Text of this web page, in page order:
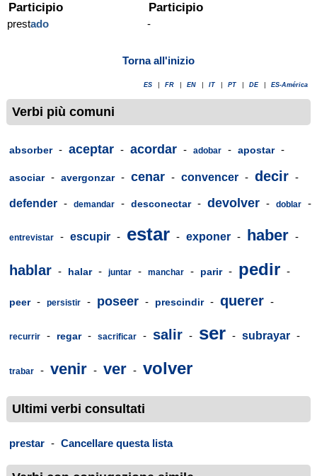
Participio
prestado
Participio
-
Torna all'inizio
ES FR EN IT PT DE ES-América
Verbi più comuni
absorber - aceptar - acordar - adobar - apostar -
asociar - avergonzar - cenar - convencer - decir -
defender - demandar - desconectar - devolver - doblar -
entrevistar - escupir - estar - exponer - haber -
hablar - halar - juntar - manchar - parir - pedir -
peer - persistir - poseer - prescindir - querer -
recurrir - regar - sacrificar - salir - ser - subrayar -
trabar - venir - ver - volver
Ultimi verbi consultati
prestar - Cancellare questa lista